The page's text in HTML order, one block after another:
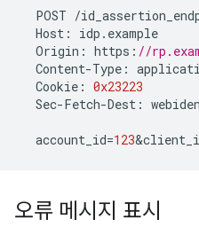
POST /
Host : idp . example
Origin : https : //
Content-Type :
Cookie : 0x23223
Sec-Fetch-Dest :
account_id=123&
오류 메시지 표시